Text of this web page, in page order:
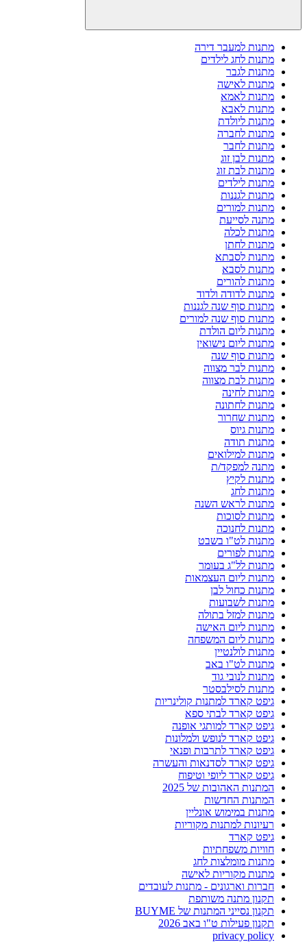
מתנות למעבר דירה
מתנות לחג לילדים
מתנות לגבר
מתנות לאישה
מתנות לאמא
מתנות לאבא
מתנות ליולדת
מתנות לחברה
מתנות לחבר
מתנות לבן זוג
מתנות לבת זוג
מתנות לילדים
מתנות לגננות
מתנות למורים
מתנה לסייעת
מתנות לכלה
מתנות לחתן
מתנות לסבתא
מתנות לסבא
מתנות להורים
מתנות לדודה ולדוד
מתנות סוף שנה לגננות
מתנות סוף שנה למורים
מתנות ליום הולדת
מתנות ליום נישואין
מתנות סוף שנה
מתנות לבר מצווה
מתנות לבת מצווה
מתנות לחינה
מתנות לחתונה
מתנות שחרור
מתנות גיוס
מתנות תודה
מתנות למילואים
מתנה למפקד/ת
מתנות לקיץ
מתנות לחג
מתנות לראש השנה
מתנות לסוכות
מתנות לחנוכה
מתנות לט"ו בשבט
מתנות לפורים
מתנות לל"ג בעומר
מתנות ליום העצמאות
מתנות כחול לבן
מתנות לשבועות
מתנות למזל בתולה
מתנות ליום האישה
מתנות ליום המשפחה
מתנות לולנטיין
מתנות לט"ו באב
מתנות לנובי גוד
מתנות לסילבסטר
גיפט קארד למתנות קולינריות
גיפט קארד לבתי ספא
גיפט קארד למותגי אופנה
גיפט קארד לנופש ולמלונות
גיפט קארד לתרבות ופנאי
גיפט קארד לסדנאות והעשרה
גיפט קארד ליופי וטיפוח
המתנות האהובות של 2025
המתנות החדשות
מתנות במימוש אונליין
רעיונות למתנות מקוריות
גיפט קארד
חוויות משפחתיות
מתנות מומלצות לחג
מתנות מקוריות לאישה
חברות וארגונים - מתנות לעובדים
תקנון מתנה משותפת
תקנון נסייני המתנות של BUYME
תקנון פעילות ט"ו באב 2026
privacy policy